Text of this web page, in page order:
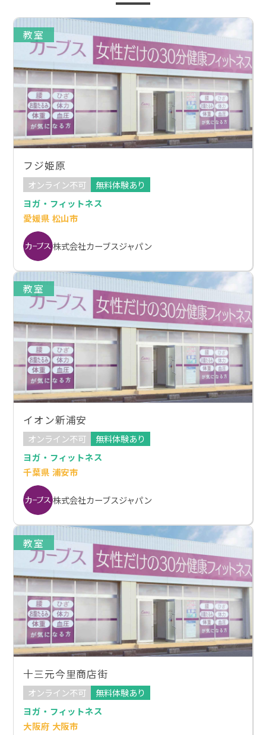
教室
フジ姫原
オンライン不可
無料体験あり
ヨガ・フィットネス
愛媛県 松山市
株式会社カーブスジャパン
教室
イオン新浦安
オンライン不可
無料体験あり
ヨガ・フィットネス
千葉県 浦安市
株式会社カーブスジャパン
教室
十三元今里商店街
オンライン不可
無料体験あり
ヨガ・フィットネス
大阪府 大阪市